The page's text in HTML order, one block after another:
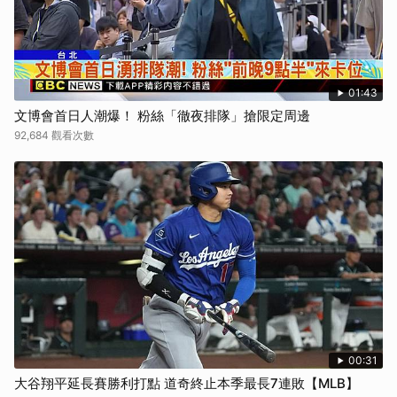
01:43
文博會首日人潮爆！ 粉絲「徹夜排隊」搶限定周邊
92,684 觀看次數
00:31
大谷翔平延長賽勝利打點 道奇終止本季最長7連敗【MLB】